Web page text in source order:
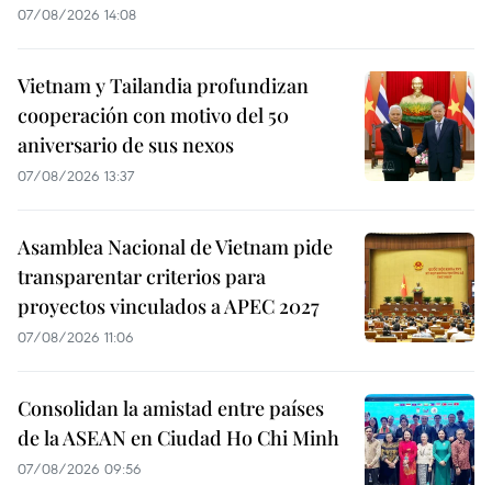
07/08/2026 14:08
Vietnam y Tailandia profundizan
cooperación con motivo del 50
aniversario de sus nexos
07/08/2026 13:37
Asamblea Nacional de Vietnam pide
transparentar criterios para
proyectos vinculados a APEC 2027
07/08/2026 11:06
Consolidan la amistad entre países
de la ASEAN en Ciudad Ho Chi Minh
07/08/2026 09:56